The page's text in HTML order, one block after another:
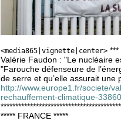
<media865|vignette|center> ***
Valérie Faudon : "Le nucléaire
"Farouche défenseure de
de serre et qu’elle assurait une
http://www.europe1.fr/societe/
rechauffement-climatique-
***** FRANCE *****